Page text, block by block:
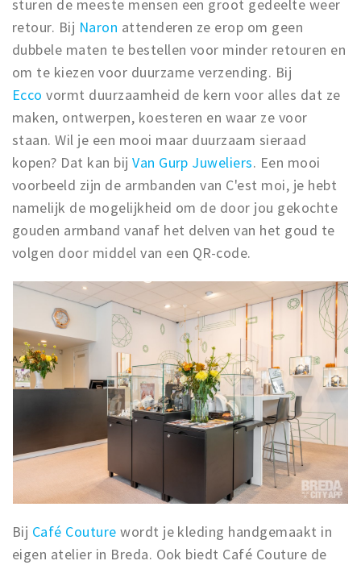
sturen de meeste mensen een groot gedeelte weer
retour. Bij Naron attenderen ze erop om geen
dubbele maten te bestellen voor minder retouren en
om te kiezen voor duurzame verzending. Bij
Eccovormt duurzaamheid de kern voor alles dat ze
maken, ontwerpen, koesteren en waar ze voor
staan. Wil je een mooi maar duurzaam sieraad
kopen? Dat kan bijVan Gurp Juweliers. Een mooi
voorbeeld zijn de armbanden van C'est moi, je hebt
namelijk de mogelijkheid om de door jou gekochte
gouden armband vanaf het delven van het goud te
volgen door middel van een QR-code.
Bij Café Couture wordt je kleding handgemaakt in
eigen atelier in Breda. Ook biedt Café Couture de